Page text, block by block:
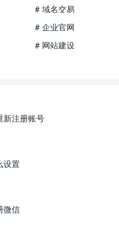
# 域名交易
# 企业官网
# 网站建设
新注册账号
设置
微信